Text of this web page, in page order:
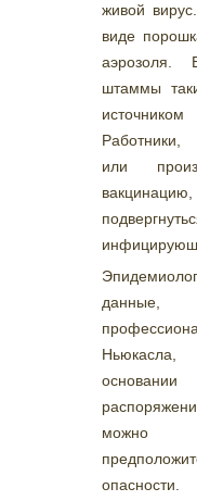
живой
виде
аэрозоля.
штаммы
Работники,
или
данные,
можно
опасности.